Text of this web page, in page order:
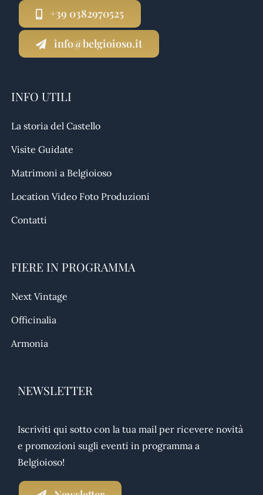
+39 0382970525
info@belgioioso.it
INFO UTILI
La storia del Castello
Visite Guidate
Matrimoni a Belgioioso
Location Video Foto Produzioni
Contatti
FIERE IN PROGRAMMA
Next Vintage
Officinalia
Armonia
NEWSLETTER
Iscriviti qui sotto con la tua mail per ricevere novità
e promozioni sugli eventi in programma a
Belgioioso!